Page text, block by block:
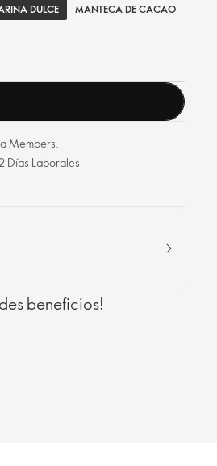
DULCE
MANTECA DE CACAO
Members.
Días Laborales
beneficios!